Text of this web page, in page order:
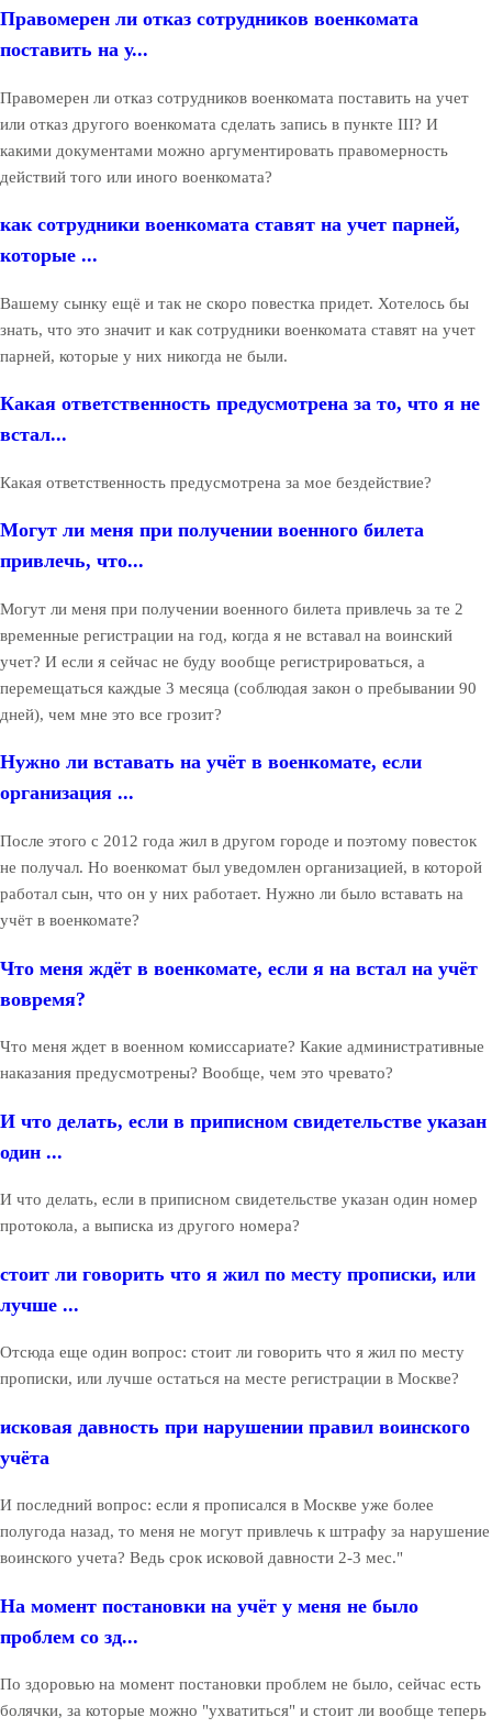
Правомерен ли отказ сотрудников военкомата
поставить на у...
Правомерен ли отказ сотрудников военкомата поставить на учет
или отказ другого военкомата сделать запись в пункте III? И
какими документами можно аргументировать правомерность
действий того или иного военкомата?
как сотрудники военкомата ставят на учет парней,
которые ...
Вашему сынку ещё и так не скоро повестка придет. Хотелось бы
знать, что это значит и как сотрудники военкомата ставят на учет
парней, которые у них никогда не были.
Какая ответственность предусмотрена за то, что я не
встал...
Какая ответственность предусмотрена за мое бездействие?
Могут ли меня при получении военного билета
привлечь, что...
Могут ли меня при получении военного билета привлечь за те 2
временные регистрации на год, когда я не вставал на воинский
учет? И если я сейчас не буду вообще регистрироваться, а
перемещаться каждые 3 месяца (соблюдая закон о пребывании 90
дней), чем мне это все грозит?
Нужно ли вставать на учёт в военкомате, если
организация ...
После этого с 2012 года жил в другом городе и поэтому повесток
не получал. Но военкомат был уведомлен организацией, в которой
работал сын, что он у них работает. Нужно ли было вставать на
учёт в военкомате?
Что меня ждёт в военкомате, если я на встал на учёт
вовремя?
Что меня ждет в военном комиссариате? Какие административные
наказания предусмотрены? Вообще, чем это чревато?
И что делать, если в приписном свидетельстве указан
один ...
И что делать, если в приписном свидетельстве указан один номер
протокола, а выписка из другого номера?
стоит ли говорить что я жил по месту прописки, или
лучше ...
Отсюда еще один вопрос: стоит ли говорить что я жил по месту
прописки, или лучше остаться на месте регистрации в Москве?
исковая давность при нарушении правил воинского
учёта
И последний вопрос: если я прописался в Москве уже более
полугода назад, то меня не могут привлечь к штрафу за нарушение
воинского учета? Ведь срок исковой давности 2-3 мес."
На момент постановки на учёт у меня не было
проблем со зд...
По здоровью на момент постановки проблем не было, сейчас есть
болячки, за которые можно "ухватиться" и стоит ли вообще теперь